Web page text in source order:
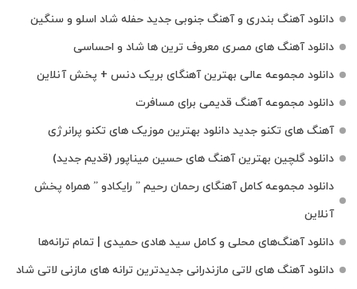
دانلود آهنگ بندری و آهنگ جنوبی جدید حفله شاد اسلو و سنگین
دانلود آهنگ های مصری معروف ترین ها شاد و احساسی
دانلود مجموعه عالی بهترین آهنگای بریک دنس + پخش آنلاین
دانلود مجموعه آهنگ قدیمی برای مسافرت
آهنگ های تکنو جدید دانلود بهترین موزیک های تکنو پرانرژی
دانلود گلچین بهترین آهنگ های حسین میناپور (قدیم جدید)
دانلود مجموعه کامل آهنگای رحمان رحیم ” رایکادو ” همراه پخش
آنلاین
دانلود آهنگ‌های محلی و کامل سید هادی حمیدی | تمام ترانه‌ها
دانلود آهنگ‌ های لاتی مازندرانی جدیدترین ترانه های مازنی لاتی شاد